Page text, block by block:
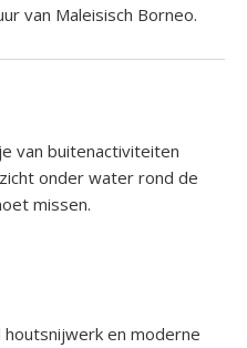
van Maleisisch Borneo.
van buitenactiviteiten
onder water rond de
missen.
houtsnijwerk en moderne